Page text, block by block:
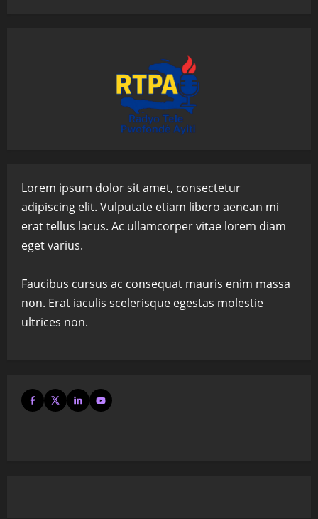
Lorem ipsum dolor sit amet, consectetur
adipiscing elit. Vulputate etiam libero aenean mi
erat tellus lacus. Ac ullamcorper vitae lorem diam
eget varius.
Faucibus cursus ac consequat mauris enim massa
non. Erat iaculis scelerisque egestas molestie
ultrices non.